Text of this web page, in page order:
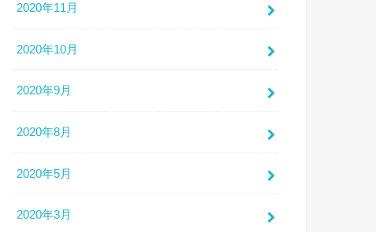
2020年11月
2020年10月
2020年9月
2020年8月
2020年5月
2020年3月